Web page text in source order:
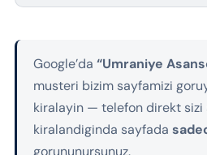
Google’da “Umraniye
musteri bizim sayfamizi
kiralayin — telefon direkt sizi
kiralandiginda sayfada
gorununursunuz.